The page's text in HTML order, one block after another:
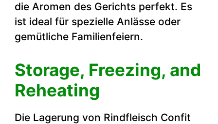
die Aromen des Gerichts perfekt. Es
ist ideal für spezielle Anlässe oder
gemütliche Familienfeiern.
Storage, Freezing, and
Reheating
Die Lagerung von Rindfleisch Confit